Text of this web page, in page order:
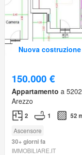
Nuova costruzione
150.000 €
Appartamento a
Arezzo
2 1 52
Ascensore
30+ giorni fa
IMMOBILIARE.IT